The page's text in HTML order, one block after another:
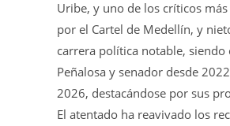
Uribe, y uno de los críticos
por el Cartel de Medellín, y
carrera política notable,
Peñalosa y senador desde
2026, destacándose por sus
El atentado ha reavivado los